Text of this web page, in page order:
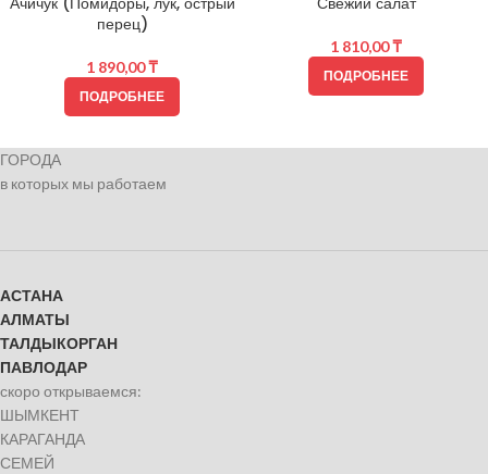
перец)
1 890,00₸
ПОДРОБНЕЕ
1 810,00₸
ПОДРОБНЕЕ
ГОРОДА
в которых мы работаем
АСТАНА
АЛМАТЫ
ТАЛДЫКОРГАН
ПАВЛОДАР
скоро открываемся:
ШЫМКЕНТ
КАРАГАНДА
СЕМЕЙ